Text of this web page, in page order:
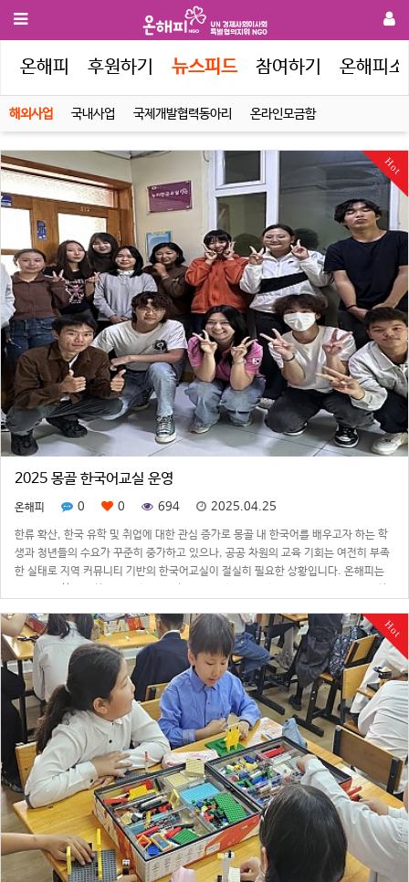
온해피 후원하기 뉴스피드 참여하기 온해피
해외사업 국내사업 국제개발협력동아리 온라인모금함
Hot
2025 몽골 한국어교실 운영
온해피 0 0 694 2025.04.25
한류 확산, 한국 유학 및 취업에 대한 관심 증가로 몽골 내 한국어를 배우고자 하는 학
생과 청년들의 수요가 꾸준히 중가하고 있으나, 공공 차원의 교육 기회는 여전히 부족
한 실태로 지역 커뮤니티 기반의 한국어교실이 절실히 필요한 상황입니다. 온해피는
Hot